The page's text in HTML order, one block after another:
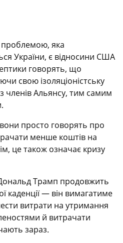
яка
України, є відносини США
говорять, що
свою ізоляціоністську
членів Альянсу, тим самим
просто говорять про
менше коштів на
це також означає кризу
Трамп продовжить
каденції — він вимагатиме
витрати на утримання
й витрачати
зараз.